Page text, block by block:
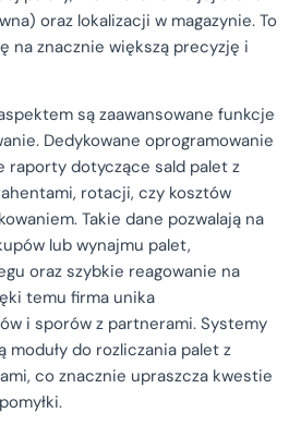
oraz lokalizacji w magazynie. To
na znacznie większą precyzję i
są zaawansowane funkcje
Dedykowane oprogramowanie
raporty dotyczące sald palet z
rotacji, czy kosztów
Takie dane pozwalają na
lub wynajmu palet,
oraz szybkie reagowanie na
temu firma unika
i sporów z partnerami. Systemy
do rozliczania palet z
co znacznie upraszcza kwestie